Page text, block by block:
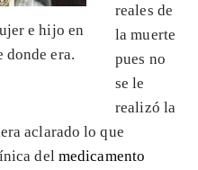
e hijo en
era.
reales de
la muerte
pues no
se le
realizó la
aclarado lo que
del medicamento